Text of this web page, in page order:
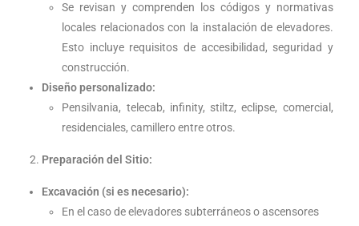
Se revisan y comprenden los códigos y normativas
locales relacionados con la instalación de elevadores.
Esto incluye requisitos de accesibilidad, seguridad y
construcción.
Diseño personalizado:
Pensilvania, telecab, infinity, stiltz, eclipse, comercial,
residenciales, camillero entre otros.
Preparación del Sitio:
Excavación (si es necesario):
En el caso de elevadores subterráneos o ascensores